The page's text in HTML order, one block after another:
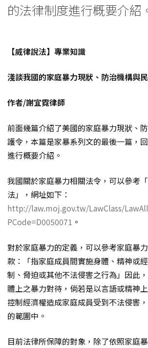
的法律制度進行概要介紹
【威律說法】專業知識
淺談我國的家庭暴力現狀、防治機構與
作者/謝宜霓律師
前面幾篇介紹了美國的家庭暴力現狀、
護令，本篇是家暴系列文的最後一篇，
進行概要介紹。
我國關於家庭暴力相關法令，可以參考
法」，網址如下：
http://law.moj.gov.tw/LawClass/
PCode=D0050071 。
對於家庭暴力的定義，可以參考家庭暴
款：「指家庭成員間實施身體、精神或
制、脅迫或其他不法侵害之行為」因此
體上之暴力對待，倘若是以言語或精神
控制經濟權造成家庭成員受到不法侵害
的範圍中。
目前法律所保障的對象，除了依照家庭